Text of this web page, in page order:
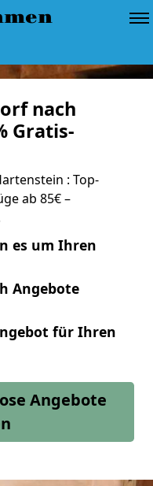
nach
Gratis-
: Top-
ab 85€ –
es um Ihren
Angebote
für Ihren
Angebote